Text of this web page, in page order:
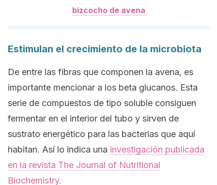
bizcocho de avena
Estimulan el crecimiento de la microbiota
De entre las fibras que componen la avena, es
importante mencionar a los beta glucanos. Esta
serie de compuestos de tipo soluble consiguen
fermentar en el interior del tubo y sirven de
sustrato energético para las bacterias que aquí
habitan. Así lo indica una investigación publicada
en la revista The Journal of Nutritional
Biochemistry.